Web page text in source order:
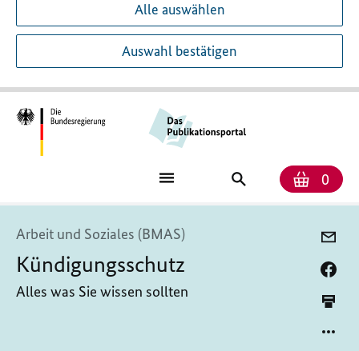
Alle auswählen
Auswahl bestätigen
0
Arbeit und Soziales (BMAS)
Kündigungsschutz
Alles was Sie wissen sollten